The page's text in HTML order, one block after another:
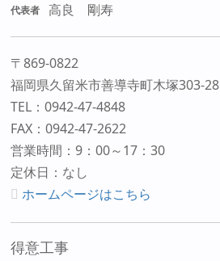
代表者 高良 剛寿
〒869-0822
福岡県久留米市善導寺町木塚303-28
TEL：0942-47-4848
FAX：0942-47-2622
営業時間：9：00～17：30
定休日：なし
ホームページはこちら
得意工事